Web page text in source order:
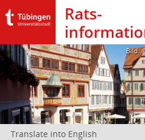
Rats­
Bild:
Translate into English